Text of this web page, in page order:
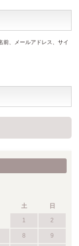
前、メールアドレス、サイ
土 日
1 2
8 9